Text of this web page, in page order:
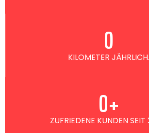
KILOMETER JÄHRLICH.
0
ZUFRIEDENE KUNDEN
0+